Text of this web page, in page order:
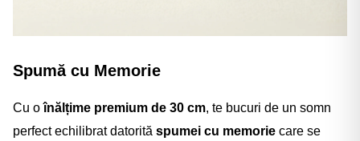
Spumă cu Memorie
Cu oînălțime premium de 30 cm, te bucuri de un somn
perfect echilibrat datorită spumei cu memorie care se